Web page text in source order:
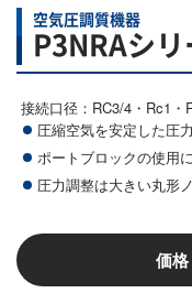
空気圧調質機器
P3NRAシリ
接続口径：RC3/4・Rc1・
圧縮空気を安定した圧
ポートブロックの使用
圧力調整は大きい丸形
価